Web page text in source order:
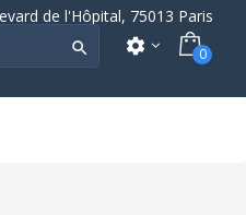
de l'Hôpital, 75013 Paris
 settings 0